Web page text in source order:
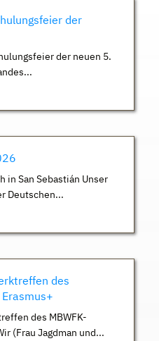
der
der neuen 5.
in San Sebastián Unser
Deutschen...
des
des MBWFK-
(Frau Jagdman und...